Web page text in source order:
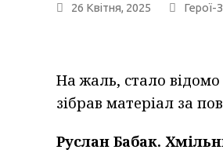
26 Квітня, 2025 Герої-
На жаль, стало відомо
зібрав матеріал за
Руслан Бабак.